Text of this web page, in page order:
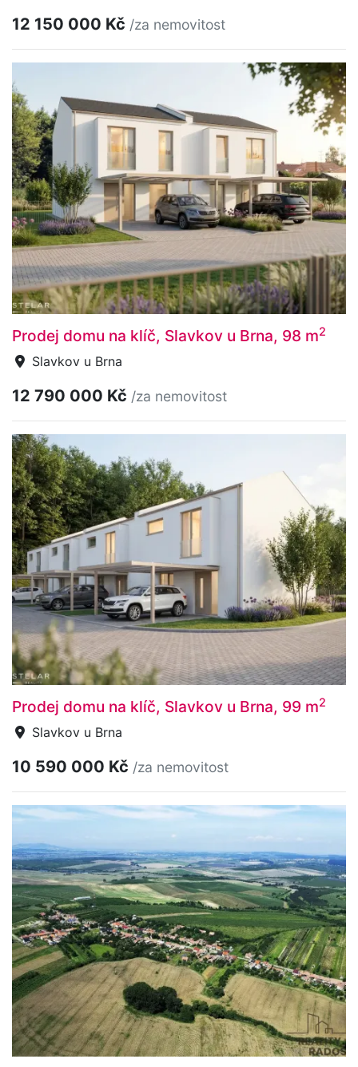
12 150 000 Kč /za nemovitost
Prodej domu na klíč, Slavkov u Brna, 98 m2
Slavkov u Brna
12 790 000 Kč /za nemovitost
Prodej domu na klíč, Slavkov u Brna, 99 m2
Slavkov u Brna
10 590 000 Kč /za nemovitost